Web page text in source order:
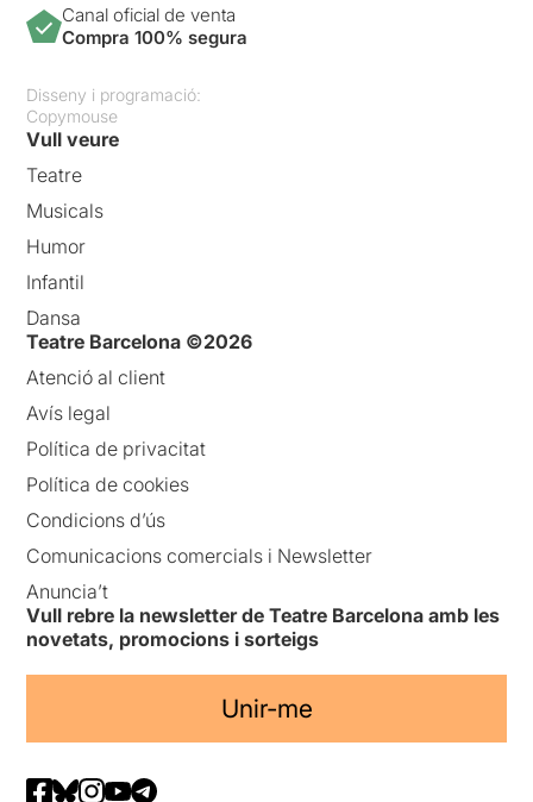
Canal oficial de venta
Compra 100% segura
Disseny i programació:
Copymouse
Vull veure
Teatre
Musicals
Humor
Infantil
Dansa
Teatre Barcelona ©2026
Atenció al client
Avís legal
Política de privacitat
Política de cookies
Condicions d’ús
Comunicacions comercials i Newsletter
Anuncia’t
Vull rebre la newsletter de Teatre Barcelona amb les
novetats, promocions i sorteigs
Unir-me